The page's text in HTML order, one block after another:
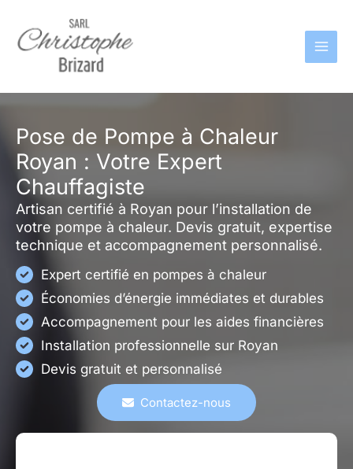
contenu
Pose de Pompe à Chaleur
Royan : Votre Expert
Chauffagiste
Artisan certifié à Royan pour l’installation de
votre pompe à chaleur. Devis gratuit, expertise
technique et accompagnement personnalisé.
Expert certifié en pompes à chaleur
Économies d’énergie immédiates et durables
Accompagnement pour les aides financières
Installation professionnelle sur Royan
Devis gratuit et personnalisé
Contactez-nous